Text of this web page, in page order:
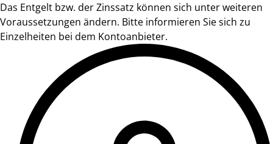
Das Entgelt bzw. der Zinssatz können sich unter weiteren
Voraussetzungen ändern. Bitte informieren Sie sich zu
Einzelheiten bei dem Kontoanbieter.